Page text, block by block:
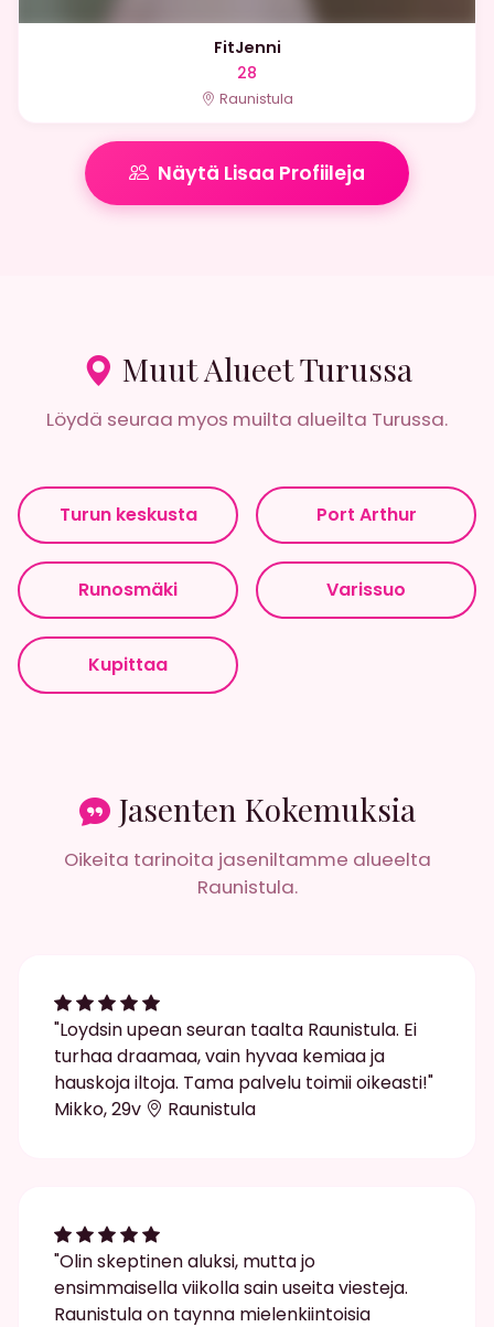
FitJenni
28
Raunistula
Näytä Lisaa Profiileja
Muut Alueet Turussa
Löydä seuraa myos muilta alueilta Turussa.
Turun keskusta Port Arthur
Runosmäki Varissuo
Kupittaa
Jasenten Kokemuksia
Oikeita tarinoita jaseniltamme alueelta
Raunistula.
"Loydsin upean seuran taalta Raunistula. Ei
turhaa draamaa, vain hyvaa kemiaa ja
hauskoja iltoja. Tama palvelu toimii oikeasti!"
Mikko, 29v
Raunistula
"Olin skeptinen aluksi, mutta jo
ensimmaisella viikolla sain useita viesteja.
Raunistula on taynna mielenkiintoisia